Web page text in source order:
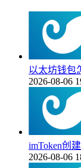
以太坊钱包
2026-08-06
imToken创
2026-08-06